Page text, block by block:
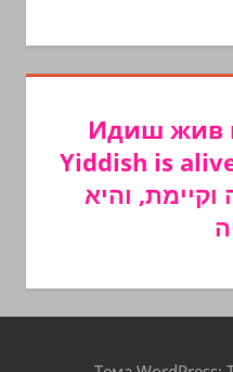
Идиш жив
Yiddish is
והיא